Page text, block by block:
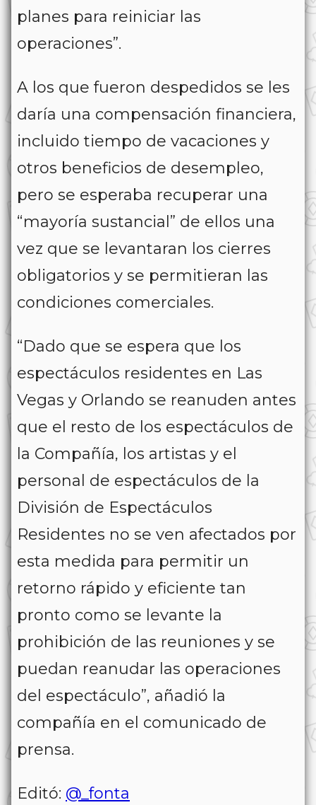
planes para reiniciar las
operaciones”.
A los que fueron despedidos se les
daría una compensación financiera,
incluido tiempo de vacaciones y
otros beneficios de desempleo,
pero se esperaba recuperar una
“mayoría sustancial” de ellos una
vez que se levantaran los cierres
obligatorios y se permitieran las
condiciones comerciales.
“Dado que se espera que los
espectáculos residentes en Las
Vegas y Orlando se reanuden antes
que el resto de los espectáculos de
la Compañía, los artistas y el
personal de espectáculos de la
División de Espectáculos
Residentes no se ven afectados por
esta medida para permitir un
retorno rápido y eficiente tan
pronto como se levante la
prohibición de las reuniones y se
puedan reanudar las operaciones
del espectáculo”, añadió la
compañía en el comunicado de
prensa.
Editó: @_fonta